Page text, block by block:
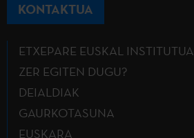
KONTAKTUA
ETXEPARE EUSKAL INSTITUTUA
ZER EGITEN DUGU?
DEIALDIAK
GAURKOTASUNA
EUSKARA